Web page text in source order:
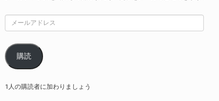
ー
ア
ド
ス
購読
1人の購読者に加わりましょう